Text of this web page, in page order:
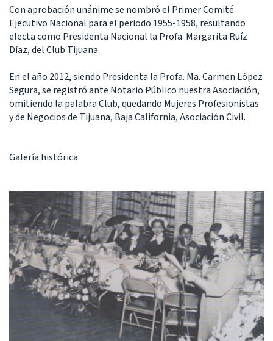
Con aprobación unánime se nombró el Primer Comité
Ejecutivo Nacional para el periodo 1955-1958, resultando
electa como Presidenta Nacional la Profa. Margarita Ruíz
Díaz, del Club Tijuana.
En el año 2012, siendo Presidenta la Profa. Ma. Carmen López
Segura, se registró ante Notario Público nuestra Asociación,
omitiendo la palabra Club, quedando Mujeres Profesionistas
y de Negocios de Tijuana, Baja California, Asociación Civil.
Galería histórica